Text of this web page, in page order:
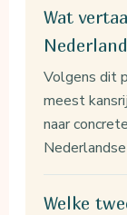
Wat
Volgens dit
meest
naar
Welke